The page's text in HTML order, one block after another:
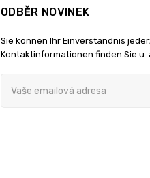
ODBĚR NOVINEK
Sie können Ihr Einverständnis
Kontaktinformationen finden Sie